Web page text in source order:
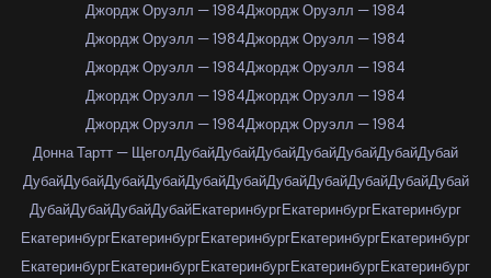
Джордж Оруэлл — 1984Джордж Оруэлл — 1984
Джордж Оруэлл — 1984Джордж Оруэлл — 1984
Джордж Оруэлл — 1984Джордж Оруэлл — 1984
Джордж Оруэлл — 1984Джордж Оруэлл — 1984
Джордж Оруэлл — 1984Джордж Оруэлл — 1984
Донна Тартт — ЩеголДубайДубайДубайДубайДубайДубайДубай
ДубайДубайДубайДубайДубайДубайДубайДубайДубайДубайДубай
ДубайДубайДубайДубайЕкатеринбургЕкатеринбургЕкатеринбург
ЕкатеринбургЕкатеринбургЕкатеринбургЕкатеринбургЕкатеринбург
ЕкатеринбургЕкатеринбургЕкатеринбургЕкатеринбургЕкатеринбург